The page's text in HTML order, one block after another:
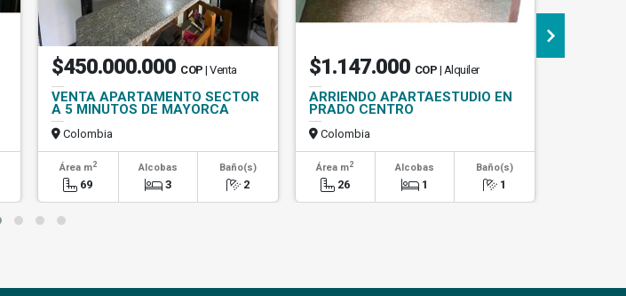
$450.000.000 COP | Venta
VENTA APARTAMENTO SECTOR
A 5 MINUTOS DE MAYORCA
Colombia
Área m2
69
Alcobas
3
Baño(s)
2
$1.147.000 COP | Alquiler
ARRIENDO APARTAESTUDIO EN
PRADO CENTRO
Colombia
Área m2
26
Alcobas
1
Baño(s)
1